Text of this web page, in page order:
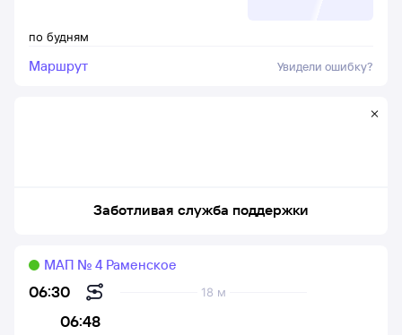
по будням
Маршрут Увидели ошибку?
Заботливая служба поддержки
06:30
06:48
18 м
МАП № 4 Раменское